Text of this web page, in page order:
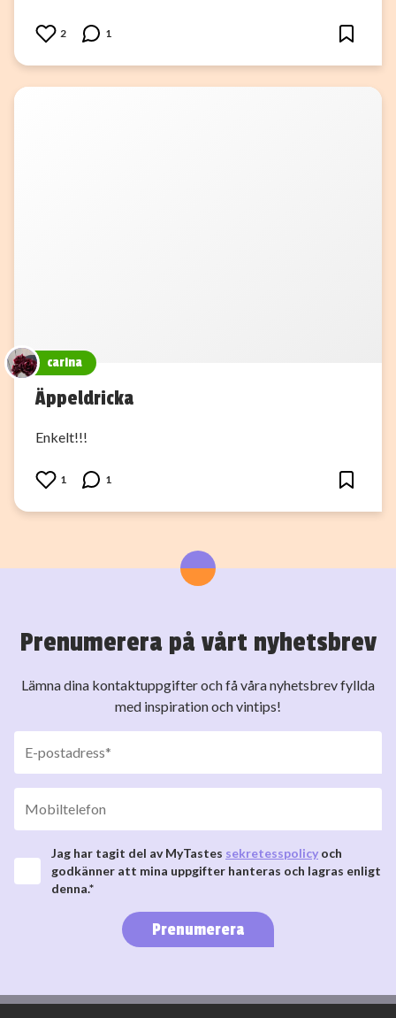
2 1
carina
Äppeldricka
Enkelt!!!
1 1
Prenumerera på vårt nyhetsbrev
Lämna dina kontaktuppgifter och få våra nyhetsbrev fyllda
med inspiration och vintips!
Jag har tagit del av MyTastes sekretesspolicy och
godkänner att mina uppgifter hanteras och lagras enligt
denna.*
Prenumerera